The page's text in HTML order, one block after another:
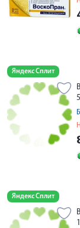
Яндекс Сплит
Яндекс Сплит